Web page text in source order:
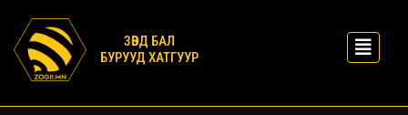
ЗӨВД БАЛ
БУРУУД ХАТГУУР